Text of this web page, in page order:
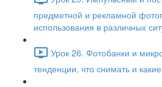
предметной и рекламной
использования в различных
Урок 26. Фотобанки и
тенденции, что снимать и